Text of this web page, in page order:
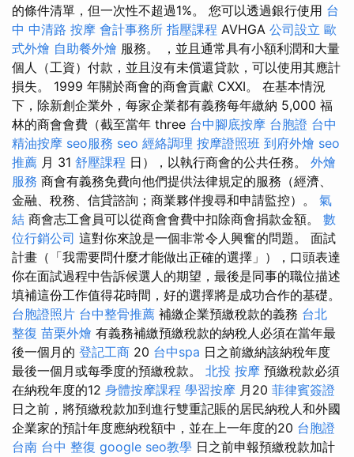
的條件清單，但一次性不超過1%。 您可以透過銀行使用 台
中 中清路 按摩 會計事務所 指壓課程 AVHGA 公司設立 歐
式外燴 自助餐外燴 服務。 ，並且通常具有小額利潤和大量
個人（工資）付款，並且沒有未償還貸款，可以使用其應計
損失。 1999 年關於商會的商會貢獻 CXXI。 在基本情況
下，除新創企業外，每家企業都有義務每年繳納 5,000 福
林的商會會費（截至當年 three 台中腳底按摩 台胞證 台中
精油按摩 seo服務 seo 經絡調理 按摩證照班 到府外燴 seo
推薦 月 31 舒壓課程 日），以執行商會的公共任務。 外燴
服務 商會有義務免費向他們提供法律規定的服務（經濟、
金融、稅務、信貸諮詢；商業夥伴搜尋和申請監控）。 氣
結 商會志工會員可以從商會會費中扣除商會捐款金額。 數
位行銷公司 這對你來說是一個非常令人興奮的問題。 面試
計畫（「我需要問什麼才能做出正確的選擇」），口頭表達
你在面試過程中告訴候選人的期望，最後是同事的職位描述
填補這份工作值得花時間，好的選擇將是成功合作的基礎。
台胞證照片 台中整骨推薦 補繳企業預繳稅款的義務 台北
整復 苗栗外燴 有義務補繳預繳稅款的納稅人必須在當年最
後一個月的 登記工商 20 台中spa 日之前繳納該納稅年度
最後一個月或每季度的預繳稅款。 北投 按摩 預繳稅款必須
在納稅年度的12 身體按摩課程 學習按摩 月20 菲律賓簽證
日之前，將預繳稅款加到進行雙重記賬的居民納稅人和外國
企業家的預計年度應納稅額中，並在上一年度的20 台胞證
台南 台中 整復 google seo教學 日之前申報預繳稅款加計